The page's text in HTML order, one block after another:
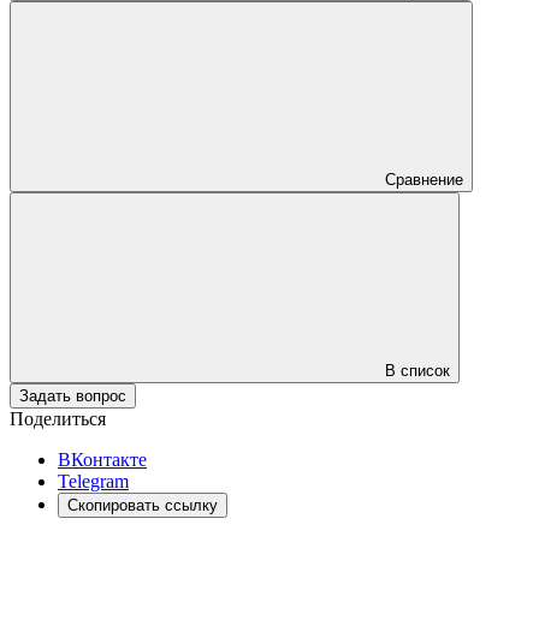
Сравнение
В список
Задать вопрос
Поделиться
ВКонтакте
Telegram
Скопировать ссылку